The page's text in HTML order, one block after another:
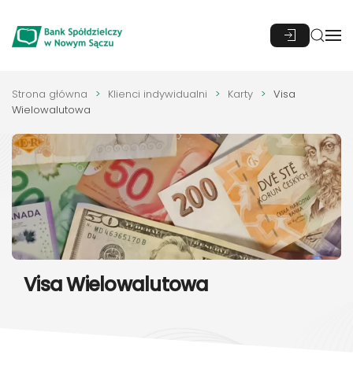
Przejdź do głównej treści
Strona główna Klienci indywidualni Karty
Visa
Wielowalutowa
Visa Wielowalutowa